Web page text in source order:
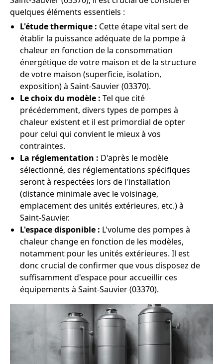
quelques éléments essentiels :
L'étude thermique : Cette étape vital sert de
établir la puissance adéquate de la pompe à
chaleur en fonction de la consommation
énergétique de votre maison et de la structure
de votre maison (superficie, isolation,
exposition) à Saint-Sauvier (03370).
Le choix du modèle : Tel que cité
précédemment, divers types de pompes à
chaleur existent et il est primordial de opter
pour celui qui convient le mieux à vos
contraintes.
La réglementation : D'après le modèle
sélectionné, des réglementations spécifiques
seront à respectées lors de l'installation
(distance minimale avec le voisinage,
emplacement des unités extérieures, etc.) à
Saint-Sauvier.
L'espace disponible : L'volume des pompes à
chaleur change en fonction de les modèles,
notamment pour les unités extérieures. Il est
donc crucial de confirmer que vous disposez de
suffisamment d'espace pour accueillir ces
équipements à Saint-Sauvier (03370).